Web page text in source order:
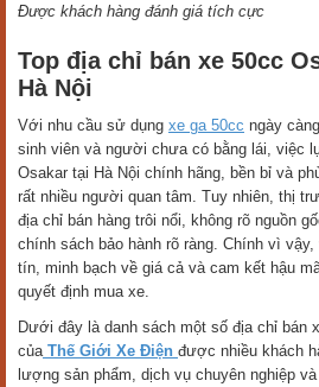
Được khách hàng đánh giá tích cực
Top địa chỉ bán xe 50cc
Hà Nội
Với nhu cầu sử dụng xe ga 50cc ngày
sinh viên và người chưa có bằng lái, việc
Osakar tại Hà Nội chính hãng, bền bỉ và
rất nhiều người quan tâm. Tuy nhiên, thị
địa chỉ bán hàng trôi nổi, không rõ nguồn
chính sách bảo hành rõ ràng. Chính vì
tín, minh bạch về giá cả và cam kết hậu
quyết định mua xe.
Dưới đây là danh sách một số địa chỉ bán
của Thế Giới Xe Điện được nhiều khách
lượng sản phẩm, dịch vụ chuyên nghiệp